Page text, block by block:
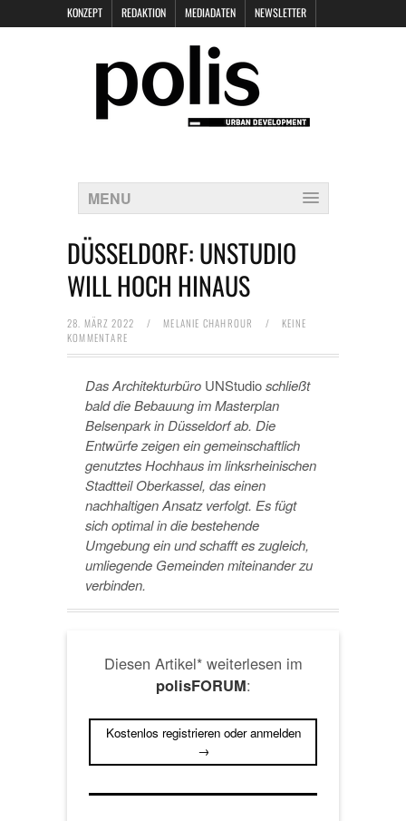
KONZEPT REDAKTION MEDIADATEN NEWSLETTER
DATENSCHUTZ
MENU
DÜSSELDORF: UNSTUDIO
WILL HOCH HINAUS
28. MÄRZ 2022 / MELANIE CHAHROUR /
KEINE
KOMMENTARE
Das Architekturbüro UNStudioschließt
bald die Bebauung im Masterplan
Belsenpark in Düsseldorf ab. Die
Entwürfe zeigen ein gemeinschaftlich
genutztes Hochhaus im linksrheinischen
Stadtteil Oberkassel, das einen
nachhaltigen Ansatz verfolgt. Es fügt
sich optimal in die bestehende
Umgebung ein und schafft es zugleich,
umliegende Gemeinden miteinander zu
verbinden.
Diesen Artikel* weiterlesen im
polisFORUM:
Kostenlos registrieren oder anmelden
→